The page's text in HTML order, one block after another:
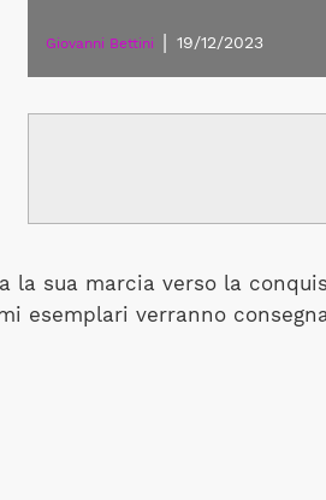
Giovanni Bettini 19/12/2023
la sua marcia verso la
esemplari verranno